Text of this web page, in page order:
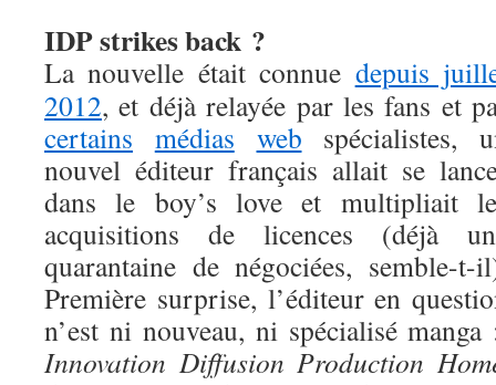
IDP strikes back ?
La nouvelle était connue depuis j
2012, et déjà relayée par les fans et
certains
médias web spécialistes,
nouvel éditeur français allait se
dans le boy’s love et multipliait
acquisitions de licences (déjà
quarantaine de négociées, semble-t-
Première surprise, l’éditeur en
n’est ni nouveau, ni spécialisé
Innovation Diffusion Production